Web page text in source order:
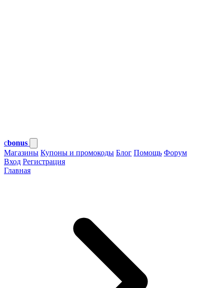
cbonus
Магазины Купоны и промокоды Блог Помощь Форум
Вход Регистрация
Главная